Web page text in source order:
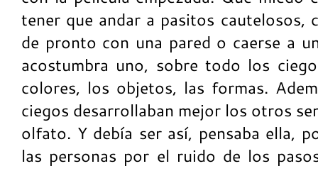
tener que andar a pasitos cautelosos,
de pronto con una pared o caerse a
acostumbra uno, sobre todo los
colores, los objetos, las formas.
ciegos desarrollaban mejor los otros
olfato. Y debía ser así, pensaba ella,
las personas por el ruido de los